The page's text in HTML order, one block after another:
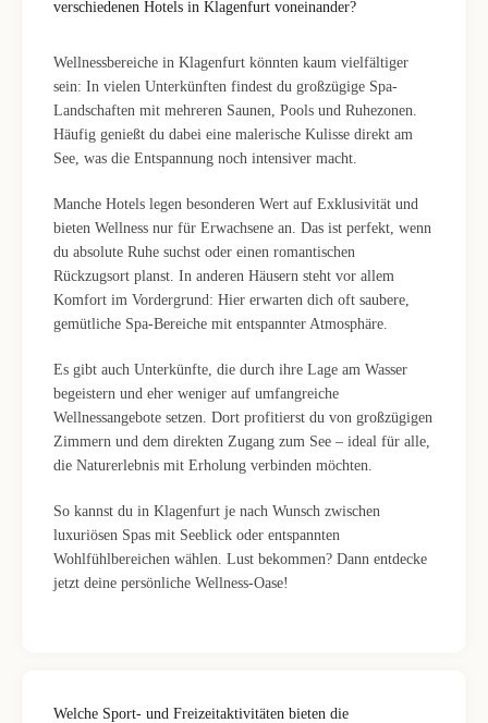
verschiedenen Hotels in Klagenfurt voneinander?
Wellnessbereiche in Klagenfurt könnten kaum vielfältiger
sein: In vielen Unterkünften findest du großzügige Spa-
Landschaften mit mehreren Saunen, Pools und Ruhezonen.
Häufig genießt du dabei eine malerische Kulisse direkt am
See, was die Entspannung noch intensiver macht.
Manche Hotels legen besonderen Wert auf Exklusivität und
bieten Wellness nur für Erwachsene an. Das ist perfekt, wenn
du absolute Ruhe suchst oder einen romantischen
Rückzugsort planst. In anderen Häusern steht vor allem
Komfort im Vordergrund: Hier erwarten dich oft saubere,
gemütliche Spa-Bereiche mit entspannter Atmosphäre.
Es gibt auch Unterkünfte, die durch ihre Lage am Wasser
begeistern und eher weniger auf umfangreiche
Wellnessangebote setzen. Dort profitierst du von großzügigen
Zimmern und dem direkten Zugang zum See – ideal für alle,
die Naturerlebnis mit Erholung verbinden möchten.
So kannst du in Klagenfurt je nach Wunsch zwischen
luxuriösen Spas mit Seeblick oder entspannten
Wohlfühlbereichen wählen. Lust bekommen? Dann entdecke
jetzt deine persönliche Wellness-Oase!
Welche Sport- und Freizeitaktivitäten bieten die